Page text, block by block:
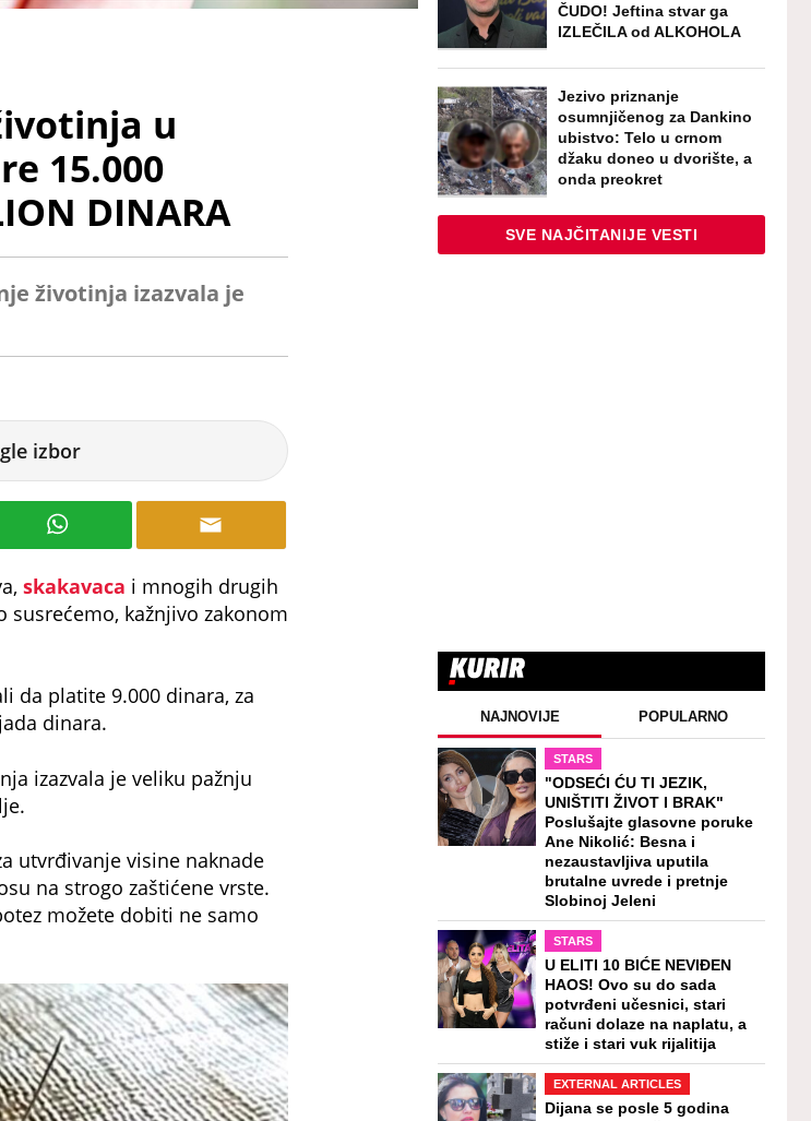
u
15.000
DINARA
životinja izazvala je
izbor
skakavaca i mnogih drugih
susrećemo, kažnjivo zakonom
da platite 9.000 dinara, za
dinara.
izazvala je veliku pažnju
utvrđivanje visine naknade
na strogo zaštićene vrste.
možete dobiti ne samo
ČUDO! Jeftina stvar ga
IZLEČILA od ALKOHOLA
Jezivo priznanje
osumnjičenog za Dankino
ubistvo: Telo u crnom
džaku doneo u dvorište, a
onda preokret
SVE NAJČITANIJE VESTI
NAJNOVIJE POPULARNO
STARS
"ODSEĆI ĆU TI JEZIK,
UNIŠTITI ŽIVOT I BRAK"
Poslušajte glasovne poruke
Ane Nikolić: Besna i
nezaustavljiva uputila
brutalne uvrede i pretnje
Slobinoj Jeleni
STARS
U ELITI 10 BIĆE NEVIĐEN
HAOS! Ovo su do sada
potvrđeni učesnici, stari
računi dolaze na naplatu, a
stiže i stari vuk rijalitija
EXTERNAL ARTICLES
Dijana se posle 5 godina